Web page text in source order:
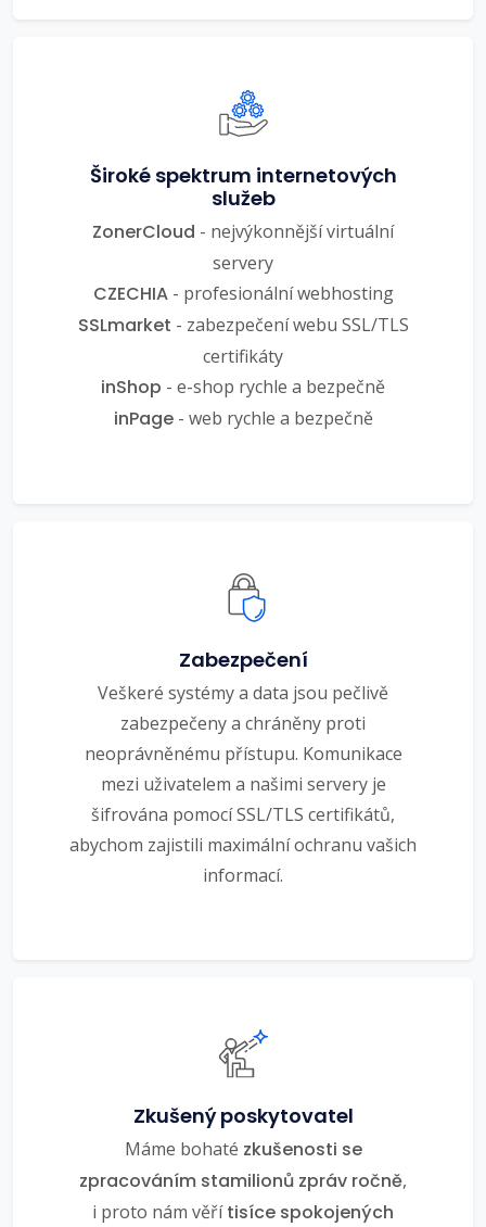
Široké spektrum internetových
služeb
ZonerCloud - nejvýkonnější virtuální
servery
CZECHIA- profesionální webhosting
SSLmarket - zabezpečení webu SSL/TLS
certifikáty
inShop - e-shop rychle a bezpečně
inPage- web rychle a bezpečně
Zabezpečení
Veškeré systémy a data jsou pečlivě
zabezpečeny a chráněny proti
neoprávněnému přístupu. Komunikace
mezi uživatelem a našimi servery je
šifrována pomocí SSL/TLS certifikátů,
abychom zajistili maximální ochranu vašich
informací.
Zkušený poskytovatel
Máme bohaté zkušenosti se
zpracováním stamilionů zpráv ročně,
i proto nám věřítisíce spokojených